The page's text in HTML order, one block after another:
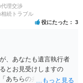
理交渉
続トラブル
役にたった 3
、あなたも遺言執行者
とお見受けしますの
あちらの弁護士」（元